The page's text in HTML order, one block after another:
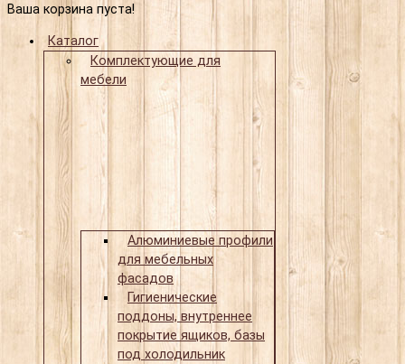
Ваша корзина пуста!
Каталог
Комплектующие для
мебели
Алюминиевые профили
для мебельных
фасадов
Гигиенические
поддоны, внутреннее
покрытие ящиков, базы
под холодильник